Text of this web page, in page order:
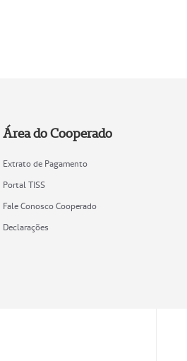
Área do Cooperado
Extrato de Pagamento
Portal TISS
Fale Conosco Cooperado
Declarações